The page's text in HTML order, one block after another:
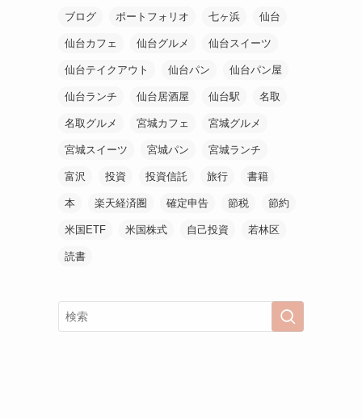
ブログ ポートフォリオ 七ヶ浜 仙台
仙台カフェ 仙台グルメ 仙台スイーツ
仙台テイクアウト 仙台パン 仙台パン屋
仙台ランチ 仙台居酒屋 仙台駅 名取
名取グルメ 宮城カフェ 宮城グルメ
宮城スイーツ 宮城パン 宮城ランチ
富沢 投資 投資信託 旅行 書籍
本 楽天経済圏 確定申告 節税 節約
米国ETF 米国株式 自己投資 若林区
読書